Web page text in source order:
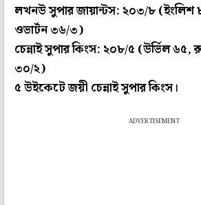
লখনউ সুপার জায়ান্টস: ২০৩/৮ (ইংলিশ
ওভার্টন ৩৬/৩)
চেন্নাই সুপার কিংস: ২০৮/৫ (উর্ভিল
৩০/২)
৫ উইকেটে জয়ী চেন্নাই সুপার কিংস।
ADVERTISEMENT